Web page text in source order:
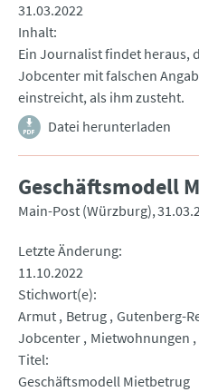
31.03.2022
Inhalt
Ein Journalist findet heraus,
Jobcenter mit falschen
einstreicht, als ihm zusteht.
Datei herunterladen
Geschäftsmodell
Main-Post (Würzburg)
Letzte Änderung
11.10.2022
Stichwort(e)
Armut Betrug Gutenberg-
Jobcenter Mietwohnungen
Titel
Geschäftsmodell Mietbetrug